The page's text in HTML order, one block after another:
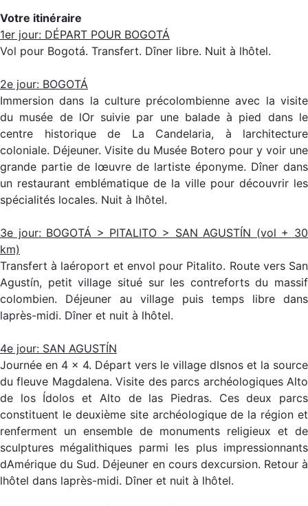
Votre itinéraire
1er jour: DÉPART POUR BOGOTÁ
Vol pour Bogotá. Transfert. Dîner libre. Nuit à lhôtel.
2e jour: BOGOTÁ
Immersion dans la culture précolombienne avec la visite
du musée de lOr suivie par une balade à pied dans le
centre historique de La Candelaria, à larchitecture
coloniale. Déjeuner. Visite du Musée Botero pour y voir une
grande partie de lœuvre de lartiste éponyme. Dîner dans
un restaurant emblématique de la ville pour découvrir les
spécialités locales. Nuit à lhôtel.
3e jour: BOGOTÁ > PITALITO > SAN AGUSTÍN (vol + 30
km)
Transfert à laéroport et envol pour Pitalito. Route vers San
Agustín, petit village situé sur les contreforts du massif
colombien. Déjeuner au village puis temps libre dans
laprès-midi. Dîner et nuit à lhôtel.
4e jour: SAN AGUSTÍN
Journée en 4 × 4. Départ vers le village dIsnos et la source
du fleuve Magdalena. Visite des parcs archéologiques Alto
de los Ídolos et Alto de las Piedras. Ces deux parcs
constituent le deuxième site archéologique de la région et
renferment un ensemble de monuments religieux et de
sculptures mégalithiques parmi les plus impressionnants
dAmérique du Sud. Déjeuner en cours dexcursion. Retour à
lhôtel dans laprès-midi. Dîner et nuit à lhôtel.